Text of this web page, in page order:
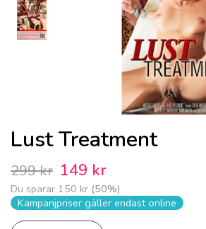
Lust Treatment
299 kr 149 kr
Du sparar 150 kr (50%)
Kampanjpriser gäller endast online